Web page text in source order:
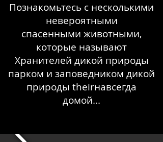
Познакомьтесь с несколькими
невероятными
спасенными животными,
которые называют
Хранителей дикой природы
парком и заповедником дикой
природы theirнавсегда
домой...